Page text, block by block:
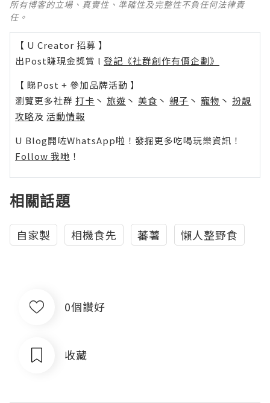
所有博客的立場、真實性、準確性及完整性不負任何法律責
任。
【 U Creator 招募 】
出Post賺現金獎賞 l 登記《社群創作有價企劃》
【 睇Post + 參加品牌活動 】
瀏覽更多社群 打卡 丶 旅遊 丶 美食 丶 親子 丶 寵物 丶 扮靚
攻略及 活動情報
U Blog開咗WhatsApp啦！發掘更多吃喝玩樂資訊！
Follow 我哋 ！
相關話題
自家製 相機食先 蕃薯 懶人整野食
0個讚好
收藏